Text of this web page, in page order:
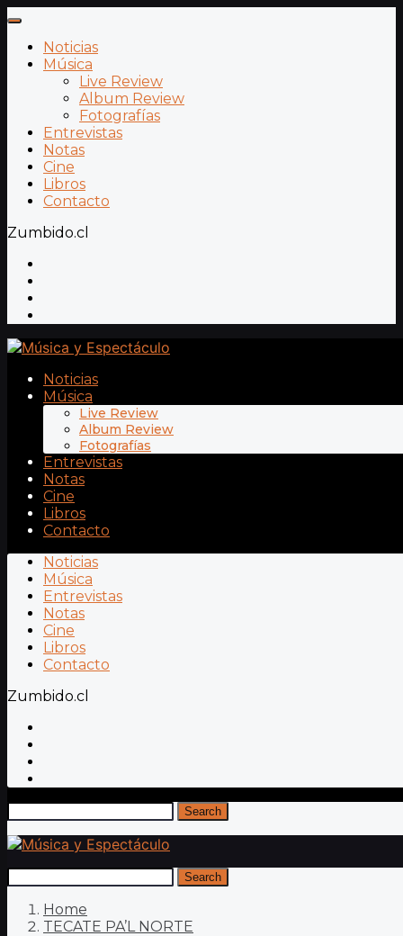
Noticias
Música
Live Review
Album Review
Fotografías
Entrevistas
Notas
Cine
Libros
Contacto
Zumbido.cl
Noticias
Música
Live Review
Album Review
Fotografías
Entrevistas
Notas
Cine
Libros
Contacto
Noticias
Música
Entrevistas
Notas
Cine
Libros
Contacto
Zumbido.cl
Search
Search
Home
TECATE PA’L NORTE